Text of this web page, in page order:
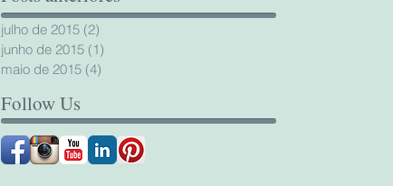
julho de 2015 (2)
junho de 2015 (1)
maio de 2015 (4)
Follow Us